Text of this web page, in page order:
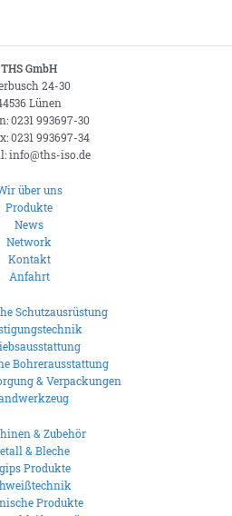
THS GmbH
24-30
Lünen
0231 993697-30
0231 993697-34
info@ths-iso.de
über uns
Produkte
News
Network
Kontakt
Anfahrt
Schutzausrüstung
Bohrerausstattung
& Verpackungen
& Zubehör
& Bleche
Produkte
Produkte